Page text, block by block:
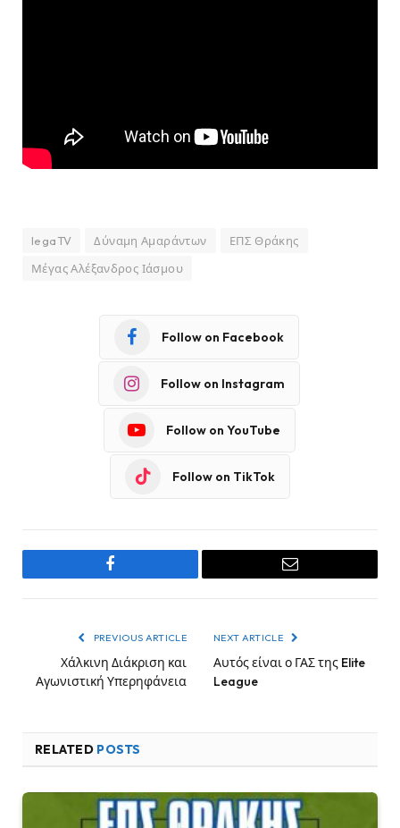
legaTV Δύναμη Αμαράντων
ΕΠΣ Θράκης
Μέγας Αλέξανδρος Ιάσμου
Follow on Facebook
Follow on Instagram
Follow on YouTube
Follow on TikTok
Facebook Email
PREVIOUS ARTICLE
Χάλκινη Διάκριση και
Αγωνιστική Υπερηφάνεια
NEXT ARTICLE
Αυτός είναι ο ΓΑΣ της Elite
League
RELATED POSTS